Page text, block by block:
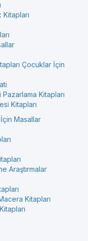
Çocuklar İçin
Kitapları
Kitapları
İçin Masallar
Araştırmalar
Kitapları